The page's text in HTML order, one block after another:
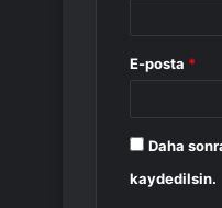
E-posta *
Daha
kaydedilsin.